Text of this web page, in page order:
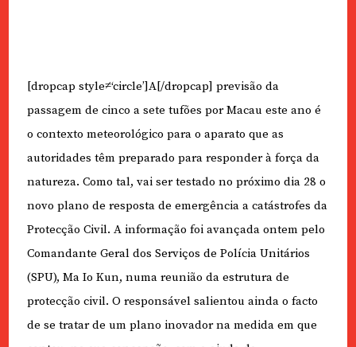
[dropcap style≠‘circle’]A[/dropcap] previsão da
passagem de cinco a sete tufões por Macau este ano é
o contexto meteorológico para o aparato que as
autoridades têm preparado para responder à força da
natureza. Como tal, vai ser testado no próximo dia 28 o
novo plano de resposta de emergência a catástrofes da
Protecção Civil. A informação foi avançada ontem pelo
Comandante Geral dos Serviços de Polícia Unitários
(SPU), Ma Io Kun, numa reunião da estrutura de
protecção civil. O responsável salientou ainda o facto
de se tratar de um plano inovador na medida em que